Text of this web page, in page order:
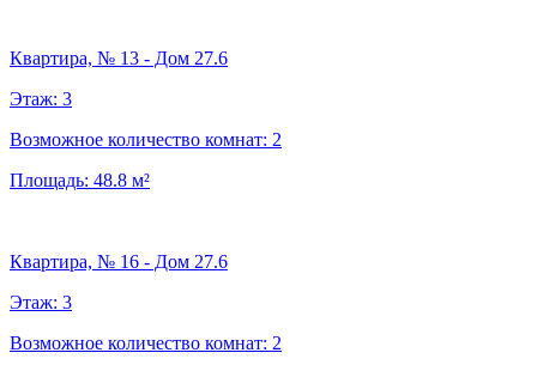
Квартира, № 13 - Дом 27.6
Этаж: 3
Возможное количество комнат: 2
Площадь: 48.8 м²
Квартира, № 16 - Дом 27.6
Этаж: 3
Возможное количество комнат: 2